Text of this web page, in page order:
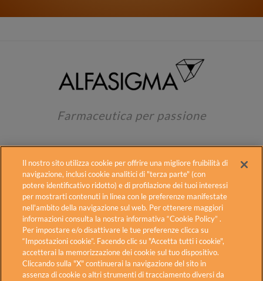
Farmaceutica per passione
Alfasigma Contatti
Fogli illustrativi
Cookie Policy
Diritti degli interessati
Privacy Policy
Carnidyn in TV Accessibilità
Alfasigma S.p.A. – Sede Legale: Via Ragazzi del ’99 n.5 – 40133
Bologna – Italia
Il nostro sito utilizza cookie per offrire una migliore fruibilità di
navigazione, inclusi cookie analitici di "terza parte" (con
potere identificativo ridotto) e di profilazione dei tuoi interessi
per mostrarti contenuti in linea con le preferenze manifestate
nell'ambito della navigazione sul web. Per ottenere maggiori
informazioni consulta la nostra informativa “Cookie Policy” .
Per impostare e/o disattivare le tue preferenze clicca su
“Impostazioni cookie”. Facendo clic su "Accetta tutti i cookie",
accetterai la memorizzazione dei cookie sul tuo dispositivo.
Cliccando sulla "X" continuerai la navigazione del sito in
assenza di cookie o altri strumenti di tracciamento diversi da